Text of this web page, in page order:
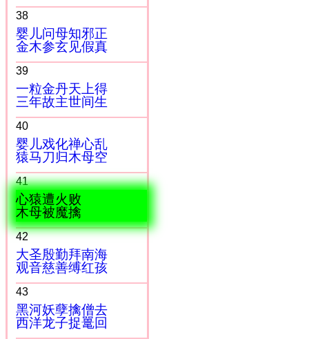
38
婴儿问母知邪正
金木参玄见假真
39
一粒金丹天上得
三年故主世间生
40
婴儿戏化禅心乱
猿马刀归木母空
41
心猿遭火败
木母被魔擒
42
大圣殷勤拜南海
观音慈善缚红孩
43
黑河妖孽擒僧去
西洋龙子捉鼍回